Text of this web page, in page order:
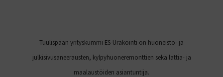
Tuulispään yrityskummi ES-Urakointi on huoneisto- ja
julkisivusaneerausten, kylpyhuoneremonttien sekä lattia- ja
maalaustöiden asiantuntija.